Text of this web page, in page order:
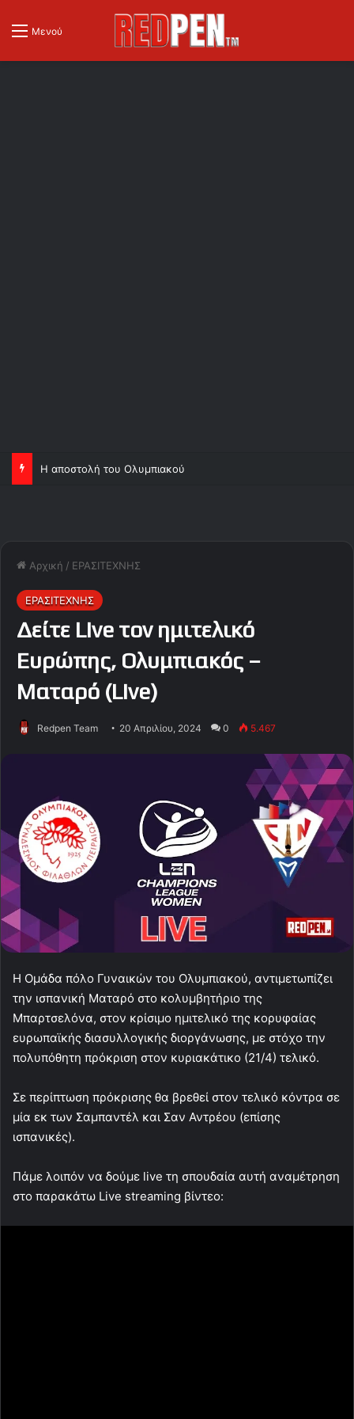
Μενού
Η αποστολή του Ολυμπιακού
Αρχική / ΕΡΑΣΙΤΕΧΝΗΣ
ΕΡΑΣΙΤΕΧΝΗΣ
Δείτε Live τον ημιτελικό
Ευρώπης, Ολυμπιακός –
Ματαρό (Live)
Redpen Team 20 Απριλίου, 2024 0 5.467
Η Ομάδα πόλο Γυναικών του Ολυμπιακού, αντιμετωπίζει
την ισπανική Ματαρό στο κολυμβητήριο της
Μπαρτσελόνα, στον κρίσιμο ημιτελικό της κορυφαίας
ευρωπαϊκής διασυλλογικής διοργάνωσης, με στόχο την
πολυπόθητη πρόκριση στον κυριακάτικο (21/4) τελικό.
Σε περίπτωση πρόκρισης θα βρεθεί στον τελικό κόντρα σε
μία εκ των Σαμπαντέλ και Σαν Αντρέου (επίσης
ισπανικές).
Πάμε λοιπόν να δούμε live τη σπουδαία αυτή αναμέτρηση
στο παρακάτω Live streaming βίντεο: